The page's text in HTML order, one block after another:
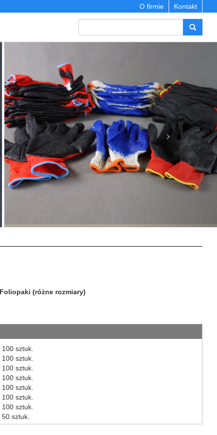
O firmie Kontakt
Foliopaki (różne rozmiary)
sztuk.
sztuk.
sztuk.
sztuk.
sztuk.
sztuk.
sztuk.
sztuk.